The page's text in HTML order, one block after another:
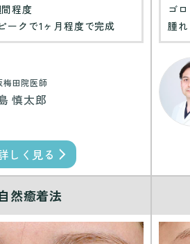
程度
ークで1ヶ月程度で完成
梅田院医師
慎太郎
しく見る
ゴ
腫
自然癒着法